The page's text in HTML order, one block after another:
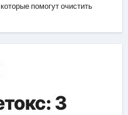
помогут очистить
3